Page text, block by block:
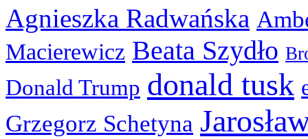
Agnieszka Radwańska
Macierewicz Beata Szydło
Donald Trump donald tusk
Grzegorz Schetyna